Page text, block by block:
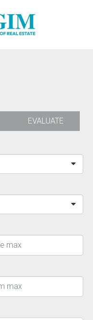
EVALUATE